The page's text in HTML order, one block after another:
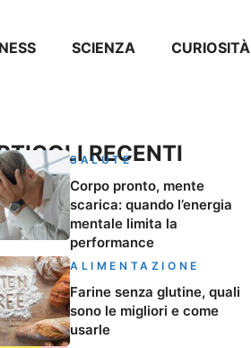
SCIENZA CURIOSITÀ
RECENTI
SALUTE
Corpo pronto, mente
scarica: quando l’energia
mentale limita la
performance
ALIMENTAZIONE
Farine senza glutine, quali
sono le migliori e come
usarle